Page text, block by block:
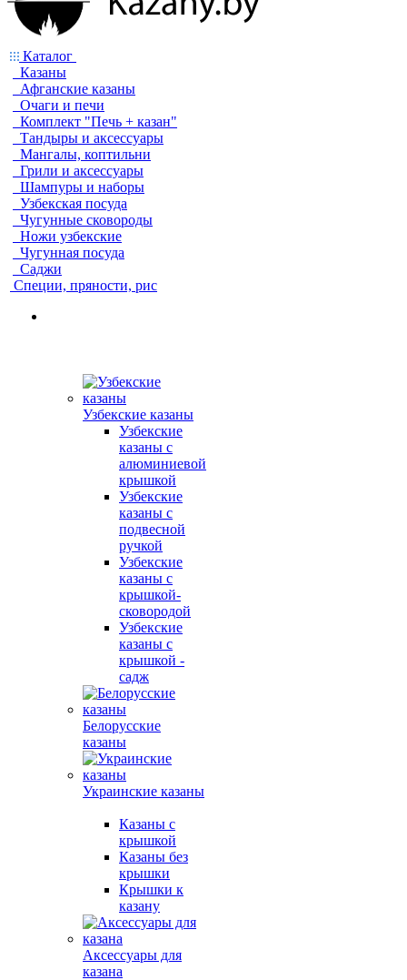
Каталог
Казаны
Афганские казаны
Очаги и печи
Комплект "Печь + казан"
Тандыры и аксессуары
Мангалы, коптильни
Грили и аксессуары
Шампуры и наборы
Узбекская посуда
Чугунные сковороды
Ножи узбекские
Чугунная посуда
Саджи
Специи, пряности, рис
Узбекские казаны
Узбекские
казаны с
алюминиевой
крышкой
Узбекские
казаны с
подвесной
ручкой
Узбекские
казаны с
крышкой-
сковородой
Узбекские
казаны с
крышкой -
садж
Белорусские
казаны
Украинские казаны
Казаны с
крышкой
Казаны без
крышки
Крышки к
казану
Аксессуары для
казана